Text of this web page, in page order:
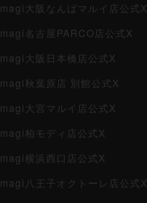
magi大阪なんばマルイ店公式X
magi名古屋PARCO店公式X
magi大阪日本橋店公式X
magi秋葉原店 別館公式X
magi大宮マルイ店公式X
magi柏モディ店公式X
magi横浜西口店公式X
magi八王子オクトーレ店公式X